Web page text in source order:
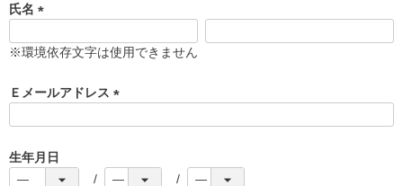
氏名
必
)
※環境依存文字は使用できません
Ｅメールアドレス
)
生年月日